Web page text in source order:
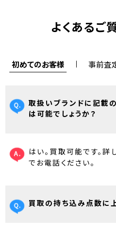
よくあるご
初めてのお客様 事前査
取扱いブランドに記載
は可能でしょうか？
はい。買取可能です。
でお電話ください。
買取の持ち込み点数に